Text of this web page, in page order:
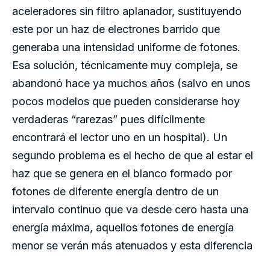
aceleradores sin filtro aplanador, sustituyendo
este por un haz de electrones barrido que
generaba una intensidad uniforme de fotones.
Esa solución, técnicamente muy compleja, se
abandonó hace ya muchos años (salvo en unos
pocos modelos que pueden considerarse hoy
verdaderas “rarezas” pues difícilmente
encontrará el lector uno en un hospital). Un
segundo problema es el hecho de que al estar el
haz que se genera en el blanco formado por
fotones de diferente energía dentro de un
intervalo continuo que va desde cero hasta una
energía máxima, aquellos fotones de energía
menor se verán más atenuados y esta diferencia